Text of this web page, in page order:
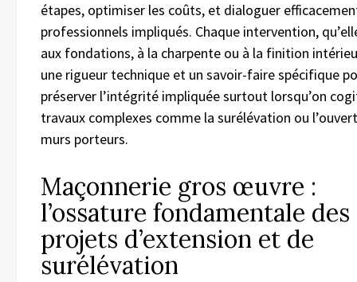
étapes, optimiser les coûts, et dialoguer
professionnels impliqués. Chaque intervention,
aux fondations, à la charpente ou à la finition
une rigueur technique et un savoir-faire spécifique
préserver l’intégrité impliquée surtout lorsqu’on
travaux complexes comme la surélévation ou
murs porteurs.
Maçonnerie gros œuvre :
l’ossature fondamentale des
projets d’extension et de
surélévation